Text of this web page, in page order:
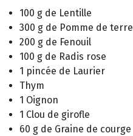
100 g de Lentille
300 g de Pomme de terre
200 g de Fenouil
100 g de Radis rose
1 pincée de Laurier
Thym
1 Oignon
1 Clou de girofle
60 g de Graine de courge